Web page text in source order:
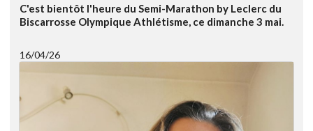
C'est bientôt l'heure du Semi-Marathon by Leclerc du
Biscarrosse Olympique Athlétisme, ce dimanche 3 mai.
16/04/26